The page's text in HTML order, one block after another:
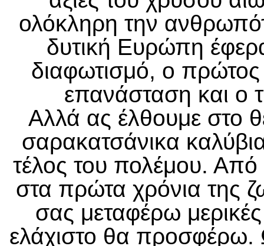
ολόκληρη την
δυτική Ευρώπη
διαφωτισμό, ο πρώτος
επανάσταση και ο
Αλλά ας έλθουμε στο
σαρακατσάνικα
τέλος του πολέμου.
στα πρώτα χρόνια
σας μεταφέρω μερικές
ελάχιστο θα προσφέρω.